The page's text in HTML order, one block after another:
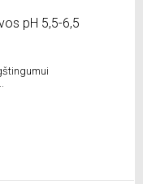
pH 5,5-6,5